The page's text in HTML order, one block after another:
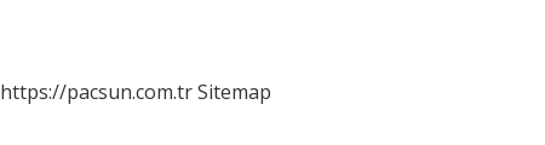
https://pacsun.com.trSitemap